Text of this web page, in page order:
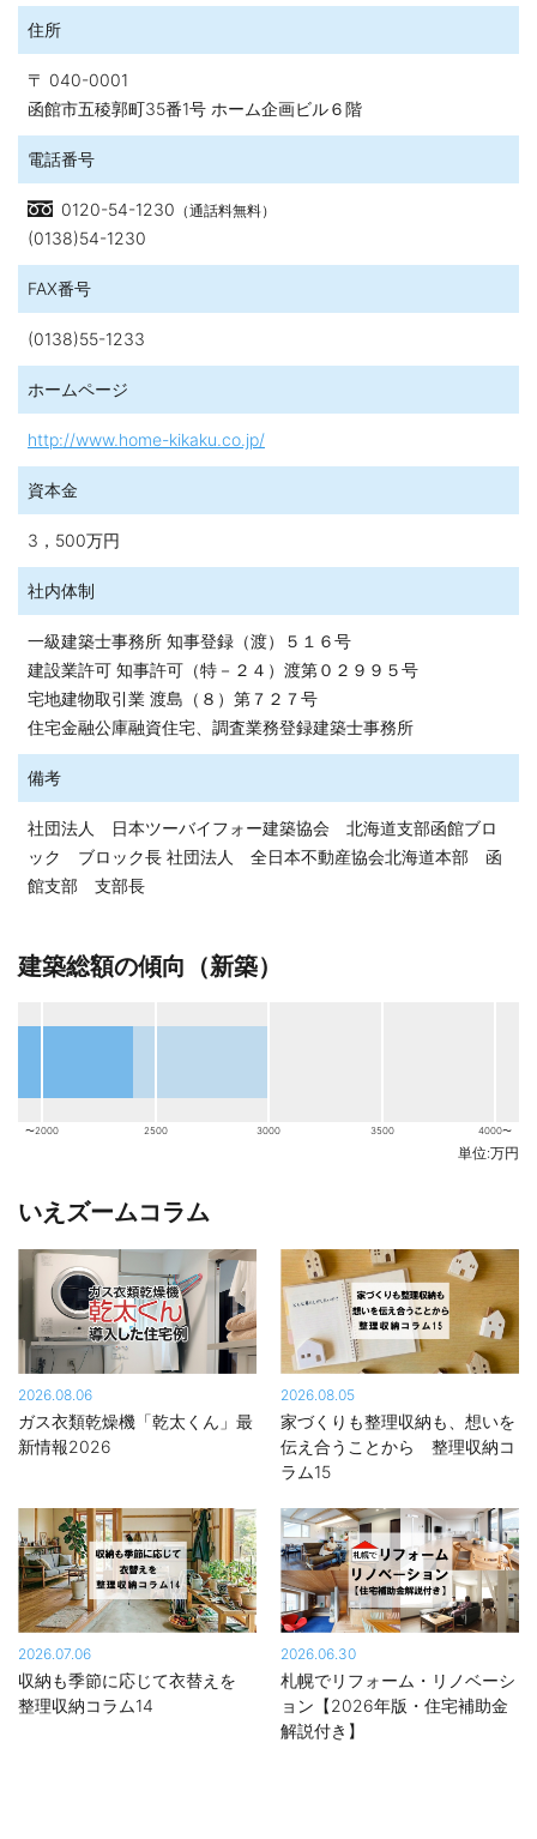
住所
〒 040-0001
函館市五稜郭町35番1号 ホーム企画ビル６階
電話番号
0120-54-1230 （通話料無料）
(0138)54-1230
FAX番号
(0138)55-1233
ホームページ
http://www.home-kikaku.co.jp/
資本金
3，500万円
社内体制
一級建築士事務所 知事登録（渡）５１６号
建設業許可 知事許可（特－２４）渡第０２９９５号
宅地建物取引業 渡島（８）第７２７号
住宅金融公庫融資住宅、調査業務登録建築士事務所
備考
社団法人 日本ツーバイフォー建築協会 北海道支部函館ブロ
ック ブロック長 社団法人 全日本不動産協会北海道本部 函
館支部 支部長
建築総額の傾向（新築）
〜2000 2500 3000 3500 4000〜
単位:万円
いえズームコラム
2026.08.06
ガス衣類乾燥機「乾太くん」最
新情報2026
2026.08.05
家づくりも整理収納も、想いを
伝え合うことから 整理収納コ
ラム15
2026.07.06
収納も季節に応じて衣替えを
整理収納コラム14
2026.06.30
札幌でリフォーム・リノベーシ
ョン【2026年版・住宅補助金
解説付き】